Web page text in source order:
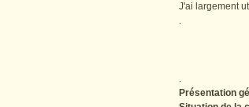
J'ai largement
.
.
Présentation